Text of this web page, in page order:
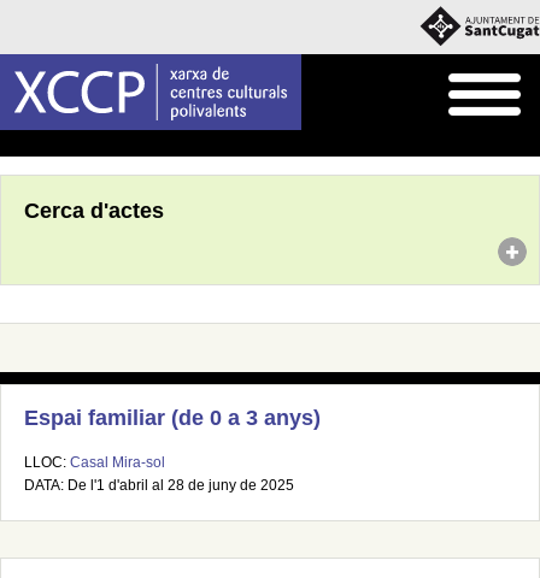
Cerca d'actes
Espai familiar (de 0 a 3 anys)
LLOC: Casal Mira-sol
DATA: De l'1 d'abril al 28 de juny de 2025